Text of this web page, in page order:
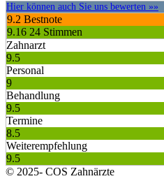
Hier können auch Sie uns bewerten »»
9.2 Bestnote
9.16 24 Stimmen
Zahnarzt
9.5
Personal
9
Behandlung
9.5
Termine
8.5
Weiterempfehlung
9.5
© 2025- COS Zahnärzte